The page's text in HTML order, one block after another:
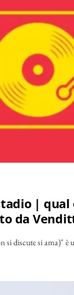
| qual
da
si discute si ama)" è